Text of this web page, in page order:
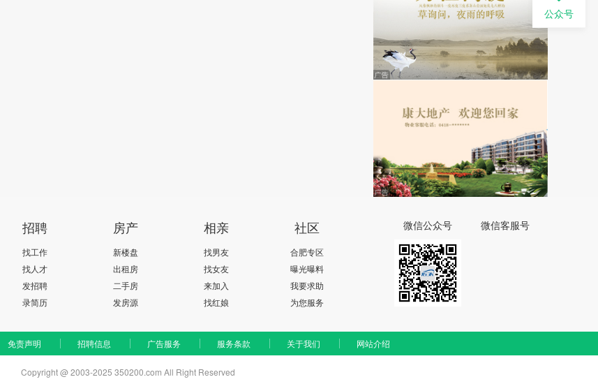
招聘
找工作
找人才
发招聘
录简历
房产
新楼盘
出租房
二手房
发房源
相亲
找男友
找女友
来加入
找红娘
社区
合肥专区
曝光曝料
我要求助
为您服务
微信公众号 微信客服号
免责声明 招聘信息 广告服务 服务条款 关于我们 网站介绍
Copyright @ 2003-2025 350200.com All Right Reserved
公众号